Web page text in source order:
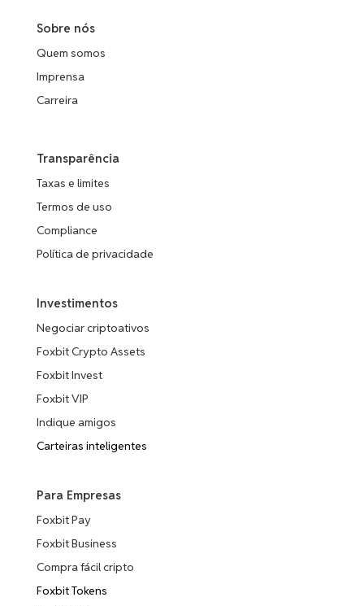
Sobre nós
Quem somos
Imprensa
Carreira
Transparência
Taxas e limites
Termos de uso
Compliance
Política de privacidade
Investimentos
Negociar criptoativos
Foxbit Crypto Assets
Foxbit Invest
Foxbit VIP
Indique amigos
Carteiras inteligentes
Para Empresas
Foxbit Pay
Foxbit Business
Compra fácil cripto
Foxbit Tokens